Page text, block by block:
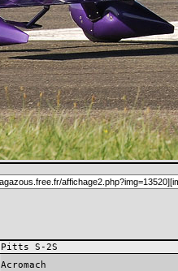
Pitts S-2S
Acromach